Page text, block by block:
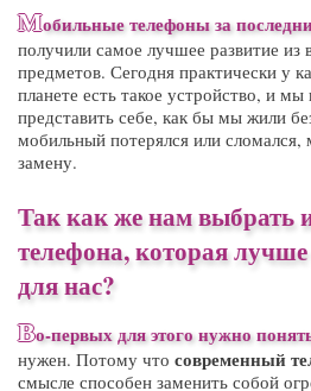
Мобильные телефоныза
получили самое лучшее развитие из
предметов. Сегодня практически у
планете есть такое устройство, и
представить себе, как бы мы жили
мобильный потерялся или
замену.
Так как же нам выбрать
телефона, которая лучше
для нас?
Во-первых для этого нужно
нужен. Потому что современный
смысле способен заменить собой